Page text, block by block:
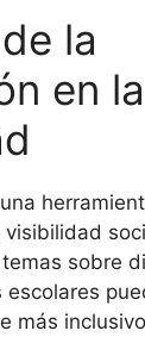
la
en la
sobre
escolares
más